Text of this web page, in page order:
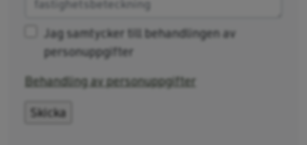
Jag samtycker till behandlingen av
personuppgifter
Behandling av personuppgifter